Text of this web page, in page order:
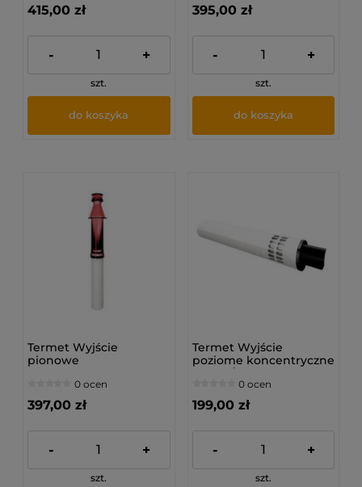
415,00 zł
- +
szt.
do koszyka
395,00 zł
- +
szt.
do koszyka
Termet Wyjście
pionowe
CZERWONE PP (80/125)
0 ocen
397,00 zł
- +
szt.
Termet Wyjście
poziome koncentryczne
PP (60/100)
0 ocen
199,00 zł
- +
szt.